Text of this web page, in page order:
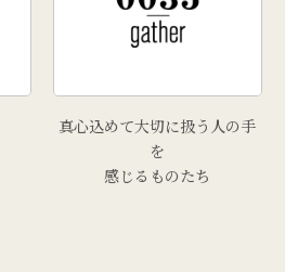
真心込めて大切に扱う人の手
を
感じるものたち